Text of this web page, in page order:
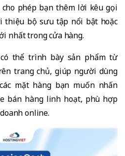
phép bạn thêm lời kêu gọi
thiệu bộ sưu tập nổi bật hoặc
nhất trong cửa hàng.
thể trình bày sản phẩm từ
trang chủ, giúp người dùng
mặt hàng bạn muốn nhấn
bán hàng linh hoạt, phù hợp
online.